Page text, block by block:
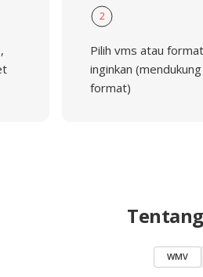
2
Pilih vms atau
inginkan
format)
WMV